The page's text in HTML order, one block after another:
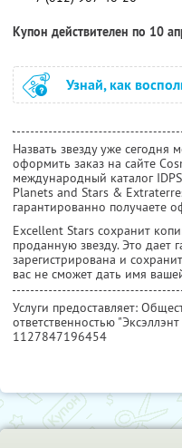
Купон действителен по 10
Узнай, как
Назвать звезду уже
оформить заказ на сайте
международный каталог
Planets and Stars &
гарантированно получаете
Excellent Stars сохранит
проданную звезду. Это дает
зарегистрирована и
вас не сможет дать имя
Услуги предоставляет:
ответственностью
1127847196454